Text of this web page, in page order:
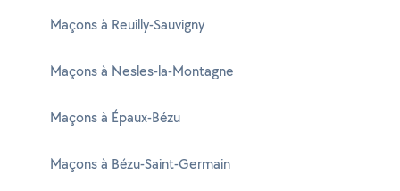
Maçons à Reuilly-Sauvigny
Maçons à Nesles-la-Montagne
Maçons à Épaux-Bézu
Maçons à Bézu-Saint-Germain